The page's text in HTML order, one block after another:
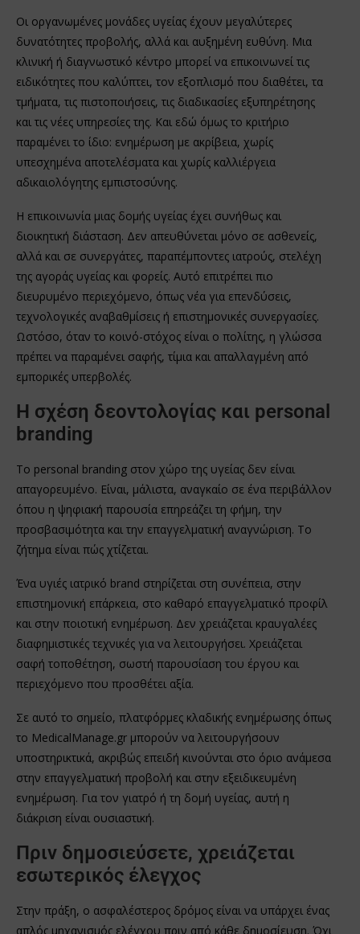
Οι οργανωμένες μονάδες υγείας έχουν μεγαλύτερες
δυνατότητες προβολής, αλλά και αυξημένη ευθύνη. Μια
κλινική ή διαγνωστικό κέντρο μπορεί να επικοινωνεί τις
ειδικότητες που καλύπτει, τον εξοπλισμό που διαθέτει, τα
τμήματα, τις πιστοποιήσεις, τις διαδικασίες εξυπηρέτησης
και τις νέες υπηρεσίες της. Και εδώ όμως το κριτήριο
παραμένει το ίδιο: ενημέρωση με ακρίβεια, χωρίς
υπεσχημένα αποτελέσματα και χωρίς καλλιέργεια
αδικαιολόγητης εμπιστοσύνης.
Η επικοινωνία μιας δομής υγείας έχει συνήθως και
διοικητική διάσταση. Δεν απευθύνεται μόνο σε ασθενείς,
αλλά και σε συνεργάτες, παραπέμποντες ιατρούς, στελέχη
της αγοράς υγείας και φορείς. Αυτό επιτρέπει πιο
διευρυμένο περιεχόμενο, όπως νέα για επενδύσεις,
τεχνολογικές αναβαθμίσεις ή επιστημονικές συνεργασίες.
Ωστόσο, όταν το κοινό-στόχος είναι ο πολίτης, η γλώσσα
πρέπει να παραμένει σαφής, τίμια και απαλλαγμένη από
εμπορικές υπερβολές.
Η σχέση δεοντολογίας και personal
branding
Το personal branding στον χώρο της υγείας δεν είναι
απαγορευμένο. Είναι, μάλιστα, αναγκαίο σε ένα περιβάλλον
όπου η ψηφιακή παρουσία επηρεάζει τη φήμη, την
προσβασιμότητα και την επαγγελματική αναγνώριση. Το
ζήτημα είναι πώς χτίζεται.
Ένα υγιές ιατρικό brand στηρίζεται στη συνέπεια, στην
επιστημονική επάρκεια, στο καθαρό επαγγελματικό προφίλ
και στην ποιοτική ενημέρωση. Δεν χρειάζεται κραυγαλέες
διαφημιστικές τεχνικές για να λειτουργήσει. Χρειάζεται
σαφή τοποθέτηση, σωστή παρουσίαση του έργου και
περιεχόμενο που προσθέτει αξία.
Σε αυτό το σημείο, πλατφόρμες κλαδικής ενημέρωσης όπως
το MedicalManage.gr μπορούν να λειτουργήσουν
υποστηρικτικά, ακριβώς επειδή κινούνται στο όριο ανάμεσα
στην επαγγελματική προβολή και στην εξειδικευμένη
ενημέρωση. Για τον γιατρό ή τη δομή υγείας, αυτή η
διάκριση είναι ουσιαστική.
Πριν δημοσιεύσετε, χρειάζεται
εσωτερικός έλεγχος
Στην πράξη, ο ασφαλέστερος δρόμος είναι να υπάρχει ένας
απλός μηχανισμός ελέγχου πριν από κάθε δημοσίευση. Όχι